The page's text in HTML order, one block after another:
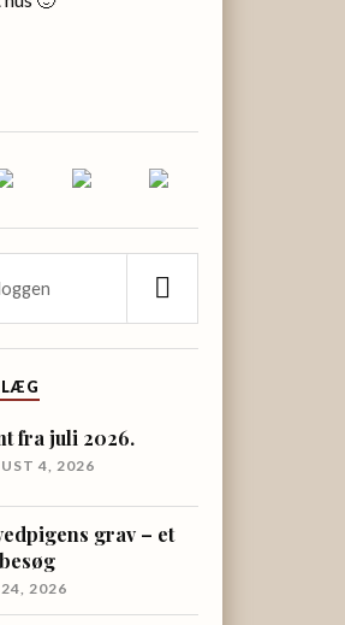
fra juli 2026.
4, 2026
grav – et
24, 2026